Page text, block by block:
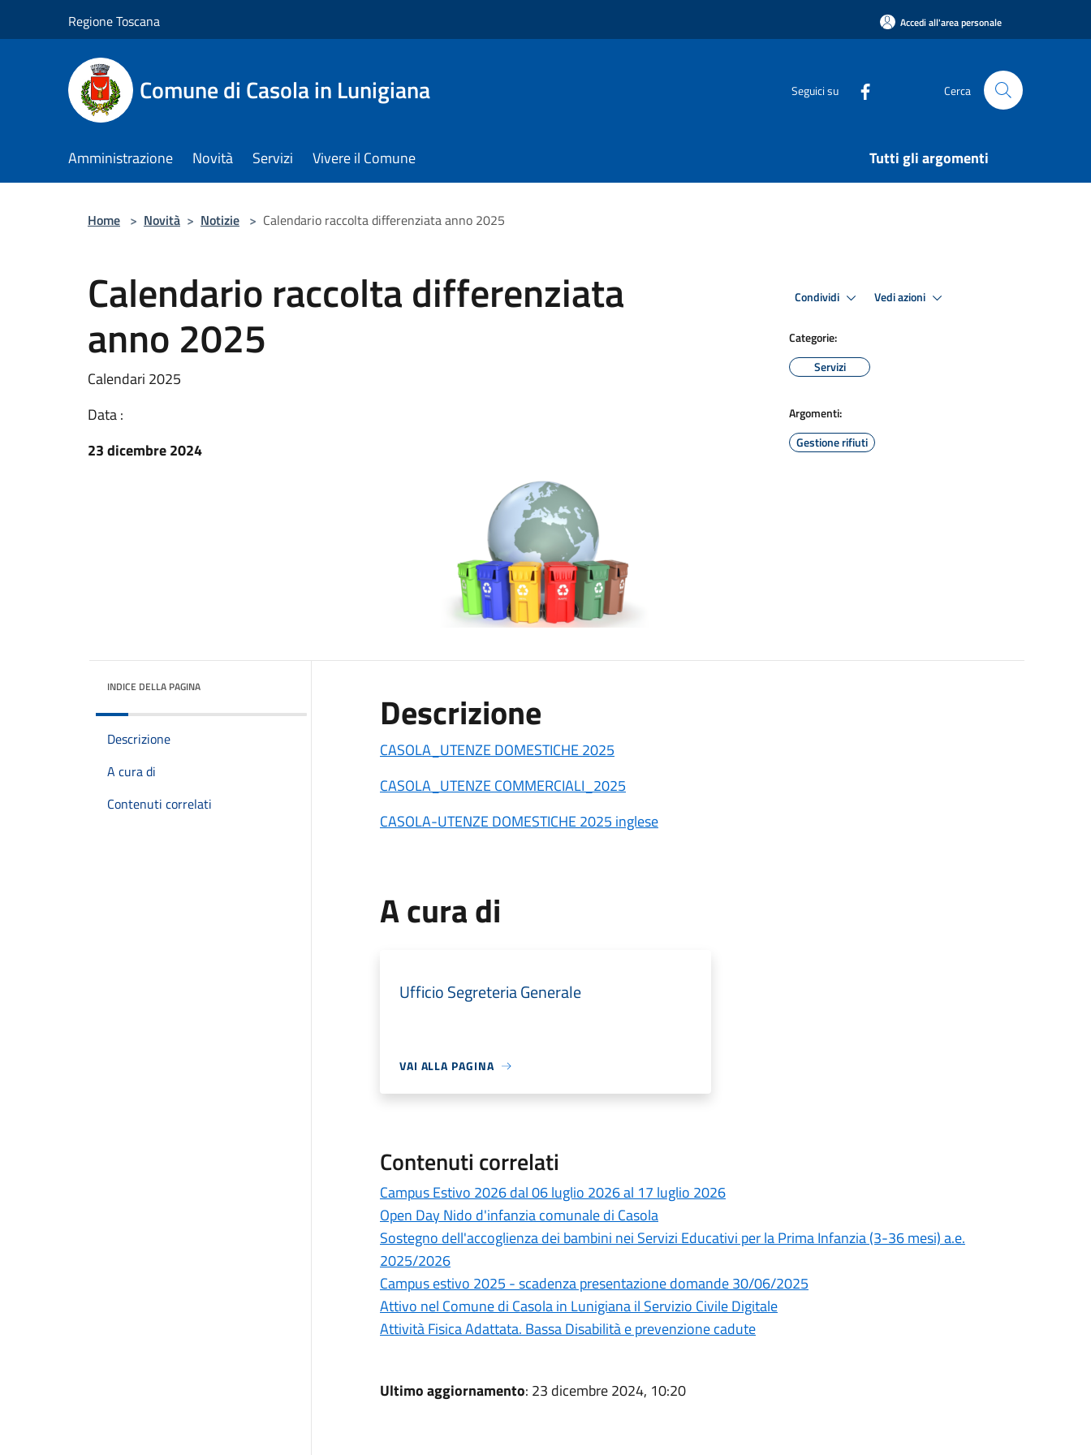
Regione Toscana Accedi all'area personale
Comune di Casola in Lunigiana Seguici su Cerca
Amministrazione Novità Servizi Vivere il Comune Tutti gli argomenti
Home > Novità > Notizie > Calendario raccolta differenziata anno 2025
Calendario raccolta differenziata
anno 2025
Calendari 2025
Data :
23 dicembre 2024
Condividi Vedi azioni
Categorie:
Servizi
Argomenti:
Gestione rifiuti
INDICE DELLA PAGINA
Descrizione
A cura di
Contenuti correlati
Descrizione
CASOLA_UTENZE DOMESTICHE 2025
CASOLA_UTENZE COMMERCIALI_2025
CASOLA-UTENZE DOMESTICHE 2025 inglese
A cura di
Ufficio Segreteria Generale
VAI ALLA PAGINA
Contenuti correlati
Campus Estivo 2026 dal 06 luglio 2026 al 17 luglio 2026
Open Day Nido d'infanzia comunale di Casola
Sostegno dell'accoglienza dei bambini nei Servizi Educativi per la Prima Infanzia (3-36 mesi) a.e.
2025/2026
Campus estivo 2025 - scadenza presentazione domande 30/06/2025
Attivo nel Comune di Casola in Lunigiana il Servizio Civile Digitale
Attività Fisica Adattata. Bassa Disabilità e prevenzione cadute
Ultimo aggiornamento: 23 dicembre 2024, 10:20